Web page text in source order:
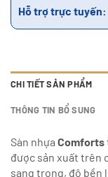
Hỗ trợ trực tuyến:
CHI TIẾT SẢN PHẨM
THÔNG TIN BỔ SUNG
Sàn nhựa Comforts
được sản xuất trên
sang trọng, độ bền